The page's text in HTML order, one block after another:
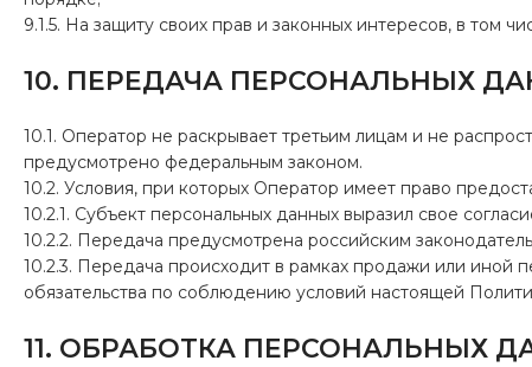
9.1.5. На защиту своих прав и законных интересов, в том
10. ПЕРЕДАЧА ПЕРСОНАЛЬНЫХ
10.1. Оператор не раскрывает третьим лицам и не
предусмотрено федеральным законом.
10.2. Условия, при которых Оператор имеет право
10.2.1. Субъект персональных данных выразил свое
10.2.2. Передача предусмотрена российским
10.2.3. Передача происходит в рамках продажи или иной
обязательства по соблюдению условий настоящей
11. ОБРАБОТКА ПЕРСОНАЛЬНЫХ